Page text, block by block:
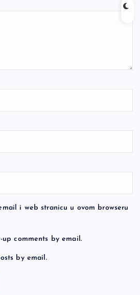
i web stranicu u ovom browseru
comments by email.
by email.